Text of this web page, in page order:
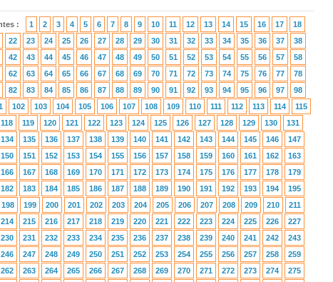
: 1 2 3 4 5 6 7 8 9 10 11 12 13 14 15 16 17
18
22 23 24 25 26 27 28 29 30 31 32 33 34 35 36 37
38
42 43 44 45 46 47 48 49 50 51 52 53 54 55 56 57
58
62 63 64 65 66 67 68 69 70 71 72 73 74 75 76 77
78
82 83 84 85 86 87 88 89 90 91 92 93 94 95 96 97
98
102 103 104 105 106 107 108 109 110 111 112 113 114
115
118 119 120 121 122 123 124 125 126 127 128 129 130
131
134 135 136 137 138 139 140 141 142 143 144 145 146
147
150 151 152 153 154 155 156 157 158 159 160 161 162
163
166 167 168 169 170 171 172 173 174 175 176 177 178
179
182 183 184 185 186 187 188 189 190 191 192 193 194
195
198 199 200 201 202 203 204 205 206 207 208 209 210
211
214 215 216 217 218 219 220 221 222 223 224 225 226
227
230 231 232 233 234 235 236 237 238 239 240 241 242
243
246 247 248 249 250 251 252 253 254 255 256 257 258
259
262 263 264 265 266 267 268 269 270 271 272 273 274 275